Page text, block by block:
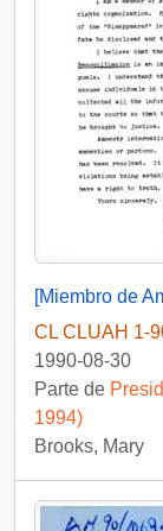
CL CLUAH 1-
1990-08-30
Parte de
1994)
Brooks, Mary